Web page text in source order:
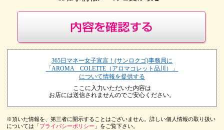
365日マネー女子宣言！(サンロクゴ)事務局に
「AROMA COLETTE（アロマコレット品川）」
について情報を提供する
ここに入力いただいた内容は
お店には送信されませんのでご安心ください。
※頂いた情報を、第三者に開示することはございません。詳しい個人情報の取り扱い
については「プライバシーポリシー 」をご覧下さい。